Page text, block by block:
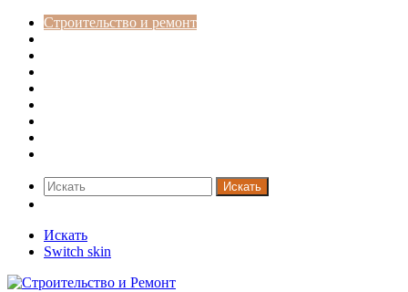
Строительство и ремонт
Искать
Искать
Switch skin